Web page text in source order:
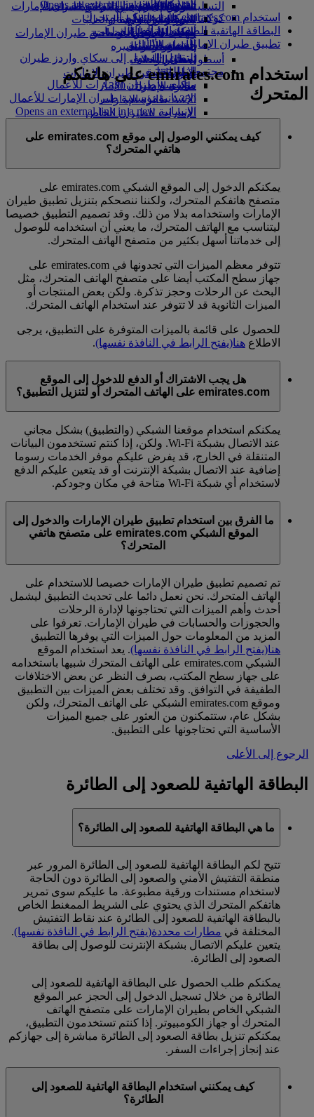
الشركاء الجويون
تناول الطعام في الدرجة السياحية
الممتازة
وجبات الدرجة السياحية
المشروبات
أسطول طائراتنا
بوينج 777
طائرة الإمارات A380
A350 طائرة الإمارات
الإمارات للطيران الخاص
السوق الحرة
متجرنا الرسمي
التسلية للأطفال
الترفيه عن الأطفال
ألعاب الأطفال
أنشطة للأطفال
in a new tab
كوكبنا
الاستدامة في العمليات
السياسة البيئية
التقارير البيئية
مجتمعاتنا المحلية
مؤسسة طيران الإمارات للأعمال
الإنسانيةمؤسسة طيران الإمارات للأعمال
الإنسانية Opens an external link in a new
الرعاية
Opens an external link in a new tab
شركاؤنا
سكاي واردز رايل
حاسبة الأميال
تسجيل الدخول إلى سكاي واردز طيران
الإمارات
سكاي واردز+
السفر لأصحاب الهمم مع طيران الإمارات
المساعدة الخاصة والطلبات
تجربتكم على متن الطائرة
الأدوات والموارد
الهاتف المتحرك وتطبيق طيران الإمارات
إلغاء حجز أو تغييره
تعطل الرحلات
معلومات عن طيران الإمارات
استخدام emirates.com على هاتفكم المتحرك
البطاقة الهاتفية للصعود إلى الطائرة
تطبيق طيران الإمارات
استخدام emirates.com على هاتفكم
المتحرك
كيف يمكنني الوصول إلى موقع emirates.com على
هاتفي المتحرك؟
يمكنكم الدخول إلى الموقع الشبكي emirates.com على
متصفح هاتفكم المتحرك، ولكننا ننصحكم بتنزيل تطبيق طيران
الإمارات واستخدامه بدلا من ذلك. وقد تصميم التطبيق خصيصا
ليتناسب مع الهاتف المتحرك، ما يعني أن استخدامه للوصول
إلى خدماتنا أسهل بكثير من متصفح الهاتف المتحرك.
تتوفر معظم الميزات التي تجدونها في emirates.com على
جهاز سطح المكتب أيضا على متصفح الهاتف المتحرك، مثل
البحث عن الرحلات وحجز تذكرة. ولكن بعض المنتجات أو
الميزات الثانوية قد لا تتوفر عند استخدام الهاتف المتحرك.
للحصول على قائمة بالميزات المتوفرة على التطبيق، يرجى
الاطلاع هنا(يفتح الرابط في النافذة نفسها).
هل يجب الاشتراك أو الدفع للدخول إلى الموقع
emirates.com على الهاتف المتحرك أو لتنزيل التطبيق؟
يمكنكم استخدام موقعنا الشبكي (والتطبيق) بشكل مجاني
عند الاتصال بشبكة Wi-Fi. ولكن، إذا كنتم تستخدمون البيانات
المتنقلة في الخارج، قد يفرض عليكم موفر الخدمات رسوما
إضافية عند الاتصال بشبكة الإنترنت أو قد يتعين عليكم الدفع
لاستخدام أي شبكة Wi-Fi متاحة في مكان وجودكم.
ما الفرق بين استخدام تطبيق طيران الإمارات والدخول إلى
الموقع الشبكي emirates.com على متصفح هاتفي
المتحرك؟
تم تصميم تطبيق طيران الإمارات خصيصا للاستخدام على
الهاتف المتحرك. نحن نعمل دائما على تحديث التطبيق ليشمل
أحدث وأهم الميزات التي تحتاجونها لإدارة الرحلات
والحجوزات والحسابات في طيران الإمارات. تعرفوا على
المزيد من المعلومات حول الميزات التي يوفرها التطبيق
هنا(يفتح الرابط في النافذة نفسها). يعد استخدام الموقع
الشبكي emirates.com على الهاتف المتحرك شبيها باستخدامه
على جهاز سطح المكتب، بصرف النظر عن بعض الاختلافات
الطفيفة في التوافق. وقد تختلف بعض الميزات بين التطبيق
وموقع emirates.com الشبكي على الهاتف المتحرك، ولكن
بشكل عام، ستتمكنون من العثور على جميع الميزات
الأساسية التي تحتاجونها على التطبيق.
الرجوع إلى الأعلى
البطاقة الهاتفية للصعود إلى الطائرة
ما هي البطاقة الهاتفية للصعود إلى الطائرة؟
تتيح لكم البطاقة الهاتفية للصعود إلى الطائرة المرور عبر
منطقة التفتيش الأمني والصعود إلى الطائرة دون الحاجة
لاستخدام مستندات ورقية مطبوعة. ما عليكم سوى تمرير
هاتفكم المتحرك الذي يحتوي على الشريط الممغنط الخاص
بالبطاقة الهاتفية للصعود إلى الطائرة عند نقاط التفتيش
المختلفة في مطارات محددة(يفتح الرابط في النافذة نفسها).
يتعين عليكم الاتصال بشبكة الإنترنت للوصول إلى بطاقة
الصعود إلى الطائرة.
يمكنكم طلب الحصول على البطاقة الهاتفية للصعود إلى
الطائرة من خلال تسجيل الدخول إلى الحجز عبر الموقع
الشبكي الخاص بطيران الإمارات على متصفح الهاتف
المتحرك أو جهاز الكومبيوتر. إذا كنتم تستخدمون التطبيق،
يمكنكم تنزيل بطاقة الصعود إلى الطائرة مباشرة إلى جهازكم
عند إنجاز إجراءات السفر.
كيف يمكنني استخدام البطاقة الهاتفية للصعود إلى
الطائرة؟